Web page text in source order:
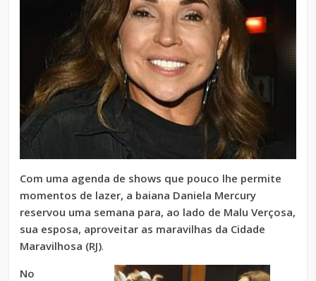
Com uma agenda de shows que pouco lhe permite
momentos de lazer, a baiana Daniela Mercury
reservou uma semana para, ao lado de Malu Verçosa,
sua esposa, aproveitar as maravilhas da Cidade
Maravilhosa (RJ).
No